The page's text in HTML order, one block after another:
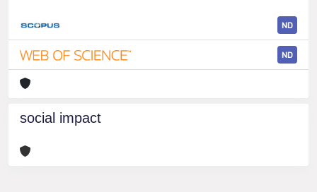
ND
ND
social impact